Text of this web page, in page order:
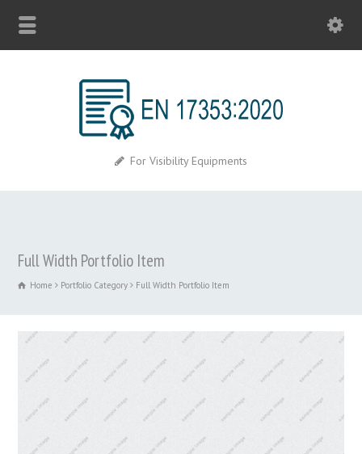
For Visibility Equipments
Full Width Portfolio Item
Home Portfolio Category Full Width Portfolio Item